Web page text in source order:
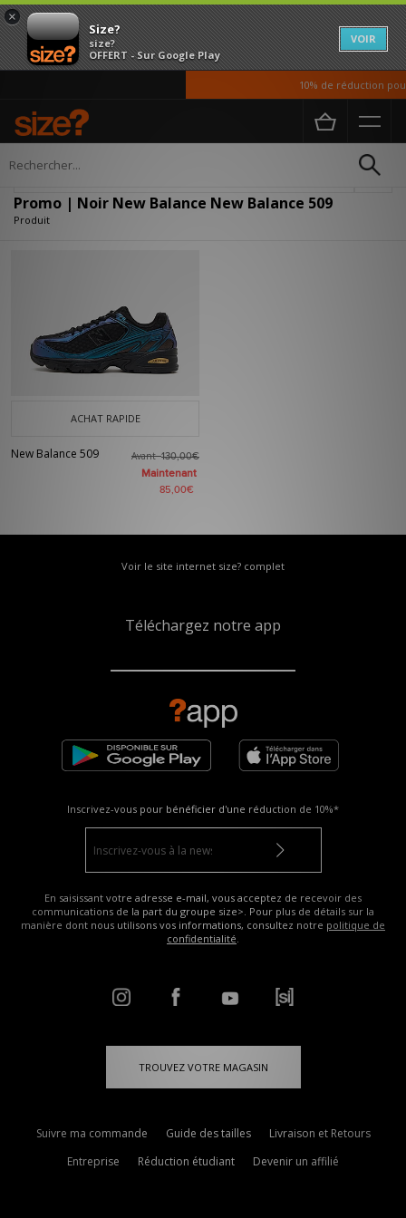
×
Size?
size?
OFFERT - Sur Google Play
VOIR
10% de réduction
Accueil Promo | Noir New Balance New Balance 509
Promo | Noir New Balance New Balance 509
Produit
ACHAT RAPIDE
New Balance 509 Avant130,00€
Maintenant
85,00€
Voir le site internet size? complet
Téléchargez notre app
Inscrivez-vous pour bénéficier d'une réduction de 10%*
En saisissant votre adresse e-mail, vous acceptez de recevoir des
communications de la part du groupe size>. Pour plus de détails sur la
manière dont nous utilisons vos informations, consultez notre politique de
confidentialité.
TROUVEZ VOTRE MAGASIN
Suivre ma commande Guide des tailles
Livraison et Retours
Entreprise
Réduction étudiant Devenir un affilié